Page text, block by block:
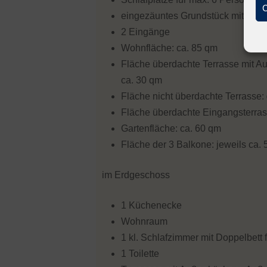
eingezäuntes Grundstück mit Toren
2 Eingänge
Wohnfläche: ca. 85 qm
Fläche überdachte Terrasse mit
ca. 30 qm
Fläche nicht überdachte Terrasse:
Fläche überdachte
Gartenfläche: ca. 60 qm
Fläche der 3 Balkone: jeweils ca.
im Erdgeschoss
1 Küchenecke
Wohnraum
1 kl. Schlafzimmer mit Doppelbett
1 Toilette